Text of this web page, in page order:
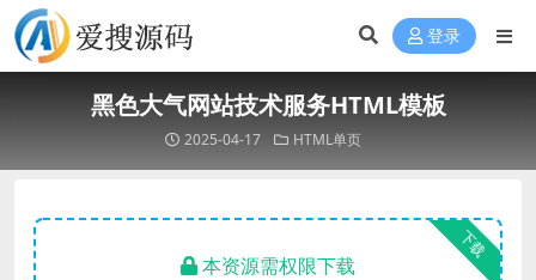
登录
黑色大气网站技术服务HTML模板
2025-04-17 HTML单页
下载
本资源需权限下载